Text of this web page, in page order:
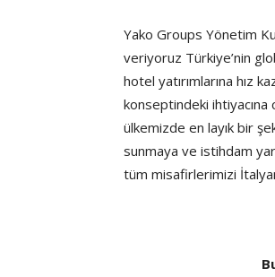
Yako Groups Yönetim
veriyoruz Türkiye’nin
hotel yatırımlarına hız
konseptindeki ihtiyacına
ülkemizde en layık bir
sunmaya ve istihdam
tüm misafirlerimizi